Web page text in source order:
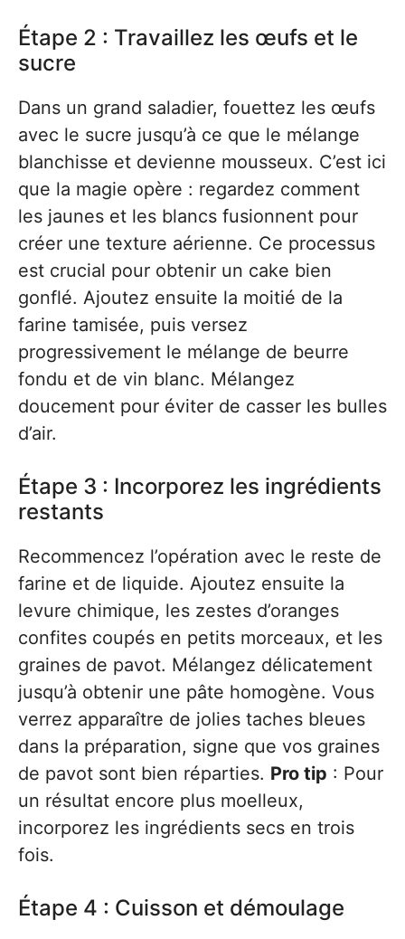
Étape 2 : Travaillez les œufs et le
sucre
Dans un grand saladier, fouettez les œufs
avec le sucre jusqu’à ce que le mélange
blanchisse et devienne mousseux. C’est ici
que la magie opère : regardez comment
les jaunes et les blancs fusionnent pour
créer une texture aérienne. Ce processus
est crucial pour obtenir un cake bien
gonflé. Ajoutez ensuite la moitié de la
farine tamisée, puis versez
progressivement le mélange de beurre
fondu et de vin blanc. Mélangez
doucement pour éviter de casser les bulles
d’air.
Étape 3 : Incorporez les ingrédients
restants
Recommencez l’opération avec le reste de
farine et de liquide. Ajoutez ensuite la
levure chimique, les zestes d’oranges
confites coupés en petits morceaux, et les
graines de pavot. Mélangez délicatement
jusqu’à obtenir une pâte homogène. Vous
verrez apparaître de jolies taches bleues
dans la préparation, signe que vos graines
de pavot sont bien réparties. Pro tip : Pour
un résultat encore plus moelleux,
incorporez les ingrédients secs en trois
fois.
Étape 4 : Cuisson et démoulage